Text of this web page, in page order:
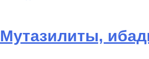
Мутазилиты,